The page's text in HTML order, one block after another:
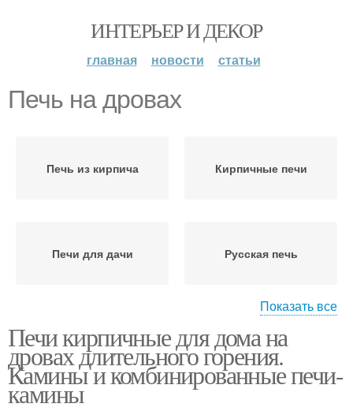
ИНТЕРЬЕР И ДЕКОР
главная новости статьи
Печь на дровах
Печь из кирпича Кирпичные печи
Печи для дачи Русская печь
Малогабаритные печи Печи из кирпича
Показать все
Печи кирпичные для дома на
дровах длительного горения.
Камины и комбинированные печи-
камины